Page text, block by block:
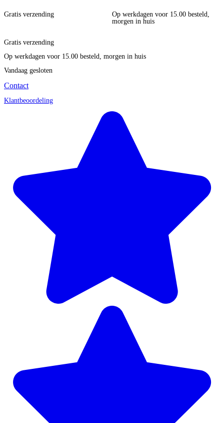
Gratis verzending
Op werkdagen voor 15.00 besteld,
morgen in huis
Gratis verzending
Op werkdagen voor 15.00 besteld, morgen in huis
Vandaag gesloten
Contact
Klantbeoordeling